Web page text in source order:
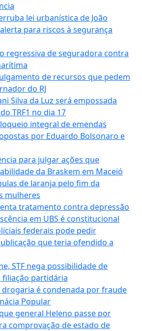
lei urbanística de João
alerta para riscos à segurança
regressiva de seguradora contra
de recursos que pedem
do RJ
Silva da Luz será empossada
TRF1 no dia 17
integral de emendas
por Eduardo Bolsonaro e
para julgar ações que
da Braskem em Maceió
de laranja pelo fim da
mulheres
tratamento contra depressão
em UBS é constitucional
federais pode pedir
que teria ofendido a
STF nega possibilidade de
partidária
é condenada por fraude
Popular
general Heleno passe por
comprovação de estado de